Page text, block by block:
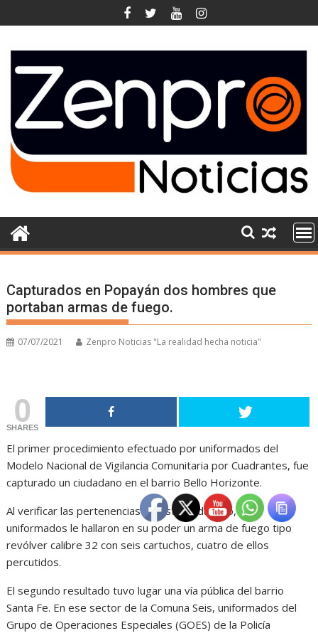
to
Capturados en Popayán dos hombres que
portaban armas de fuego.
07/07/2021 Zenpro Noticias "La realidad hecha noticia"
0
SHARES
El primer procedimiento efectuado por uniformados del
Modelo Nacional de Vigilancia Comunitaria por Cuadrantes, fue
capturado un ciudadano en el barrio Bello Horizonte.
Al verificar las pertenencias de este ciudadano, los
uniformados le hallaron en su poder un arma de fuego tipo
revólver calibre 32 con seis cartuchos, cuatro de ellos
percutidos.
El segundo resultado tuvo lugar una vía pública del barrio
Santa Fe. En ese sector de la Comuna Seis, uniformados del
Grupo de Operaciones Especiales (GOES) de la Policía